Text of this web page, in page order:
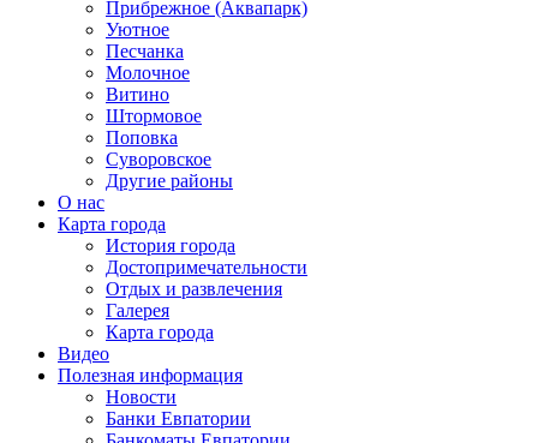
Прибрежное (Аквапарк)
Уютное
Песчанка
Молочное
Витино
Штормовое
Поповка
Суворовское
Другие районы
О нас
Карта города
История города
Достопримечательности
Отдых и развлечения
Галерея
Карта города
Видео
Полезная информация
Новости
Банки Евпатории